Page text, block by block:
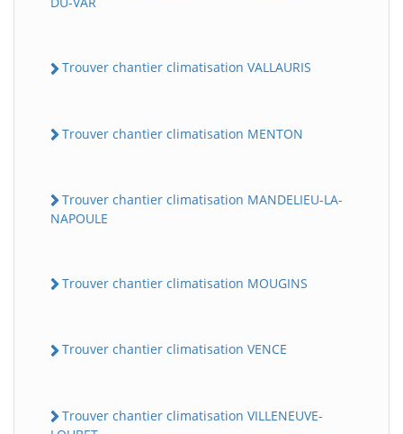
Trouver chantier climatisation VALLAURIS
Trouver chantier climatisation MENTON
Trouver chantier climatisation MANDELIEU-LA-
NAPOULE
Trouver chantier climatisation MOUGINS
Trouver chantier climatisation VENCE
Trouver chantier climatisation VILLENEUVE-